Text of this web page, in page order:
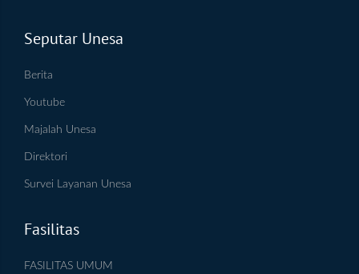
Seputar Unesa
Berita
Youtube
Majalah Unesa
Direktori
Survei Layanan Unesa
Fasilitas
FASILITAS UMUM